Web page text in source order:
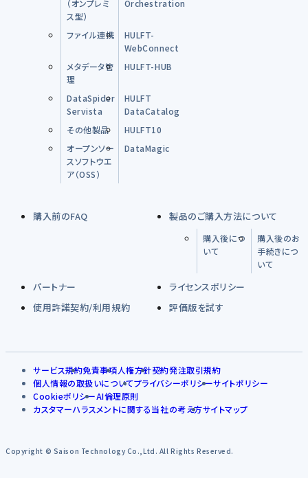
（オンプレミ
ス型）
Orchestration
ファイル連携
HULFT-
WebConnect
メタデータ管
理
HULFT-HUB
DataSpider
Servista
HULFT
DataCatalog
その他製品
HULFT10
オープンソー
スソフトウエ
ア（OSS）
DataMagic
購入前のFAQ 製品のご購入方法について
購入後につ
いて
購入後のお
手続きにつ
いて
パートナー
ライセンスポリシー
使用許諾契約/利用規約
評価版を試す
サービス規約免責事項人権方針契約発注取引規約
個人情報の取扱いについてプライバシーポリシーサイトポリシー
CookieポリシーAI倫理原則
カスタマーハラスメントに関する当社の考え方サイトマップ
Copyright © Saison Technology Co.,Ltd. All Rights Reserved.